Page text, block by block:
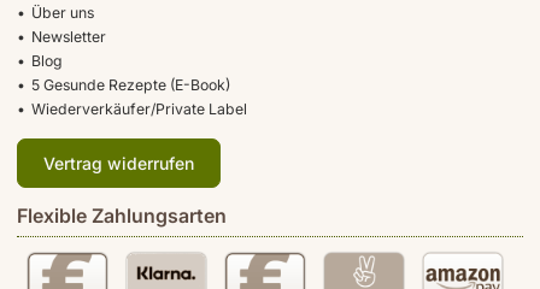
Über uns
Newsletter
Blog
5 Gesunde Rezepte (E-Book)
Wiederverkäufer/Private Label
Vertrag widerrufen
Flexible Zahlungsarten